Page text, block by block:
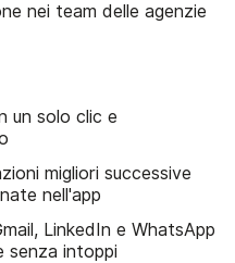
nei team delle agenzie
un solo clic e
migliori successive
nell'app
LinkedIn e WhatsApp
senza intoppi